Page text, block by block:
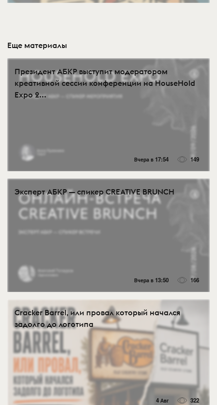
Еще материалы
Президент АБКР выступит модератором
креативной сессии конференции на HouseHold
Expo 2...
Вчера в 17:54 149
Эксперт АБКР — спикер CREATIVE BRUNCH
Вчера в 13:50 166
Cracker Barrel, или провал который начался
задолго до логотипа
4 Авг 322